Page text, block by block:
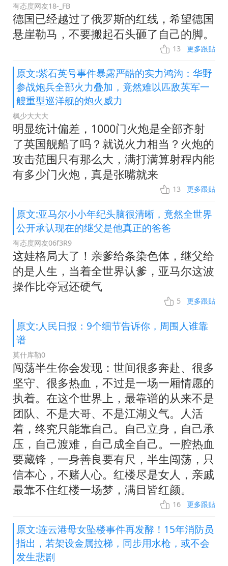
有态度网友18-_FB
德国已经越过了俄罗斯的红线，希望德国
悬崖勒马，不要搬起石头砸了自己的脚。
13 更多跟贴
原文:紫石英号事件暴露严酷的实力鸿沟：华野
参战炮兵全部火力叠加，竟然难以匹敌英军一
艘重型巡洋舰的炮火威力
枫少大大大
明显统计偏差，1000门火炮是全部齐射
了英国舰船了吗？就说火力相当？火炮的
攻击范围只有那么大，满打满算射程内能
有多少门火炮，真是张嘴就来
13 更多跟贴
原文:亚马尔小小年纪头脑很清晰，竟然全世界
公开承认现在的继父是他真正的爸爸
有态度网友06f3R9
这娃格局大了！亲爹给条染色体，继父给
的是人生，当着全世界认爹，亚马尔这波
操作比夺冠还硬气
5 更多跟贴
原文:人民日报：9个细节告诉你，周围人谁靠
谱
莫什库勒0
闯荡半生你会发现：世间很多奔赴、很多
坚守、很多热血，不过是一场一厢情愿的
执着。在这个世界上，最靠谱的从来不是
团队、不是大哥、不是江湖义气。人活
着，终究只能靠自己。自己立身，自己承
压，自己渡难，自己成全自己。一腔热血
要藏锋，一身善良要有尺，半生闯荡，只
信本心，不赌人心。红楼尽是女人，亲戚
最靠不住红楼一场梦，满目皆红颜。
16 更多跟贴
原文:连云港母女坠楼事件再发酵！15年消防员
指出，若架设金属拉梯，同步用水枪，或不会
发生悲剧